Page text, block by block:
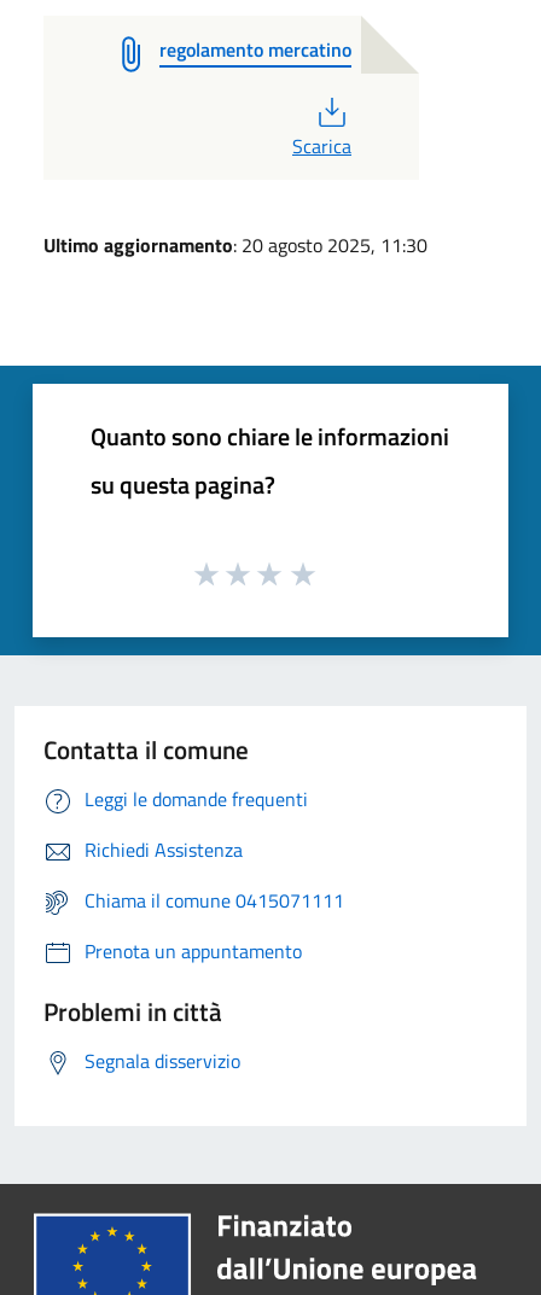
regolamento mercatino
Scarica
Ultimo aggiornamento: 20 agosto 2025, 11:30
Quanto sono chiare le informazioni
su questa pagina?
Contatta il comune
Leggi le domande frequenti
Richiedi Assistenza
Chiama il comune 0415071111
Prenota un appuntamento
Problemi in città
Segnala disservizio